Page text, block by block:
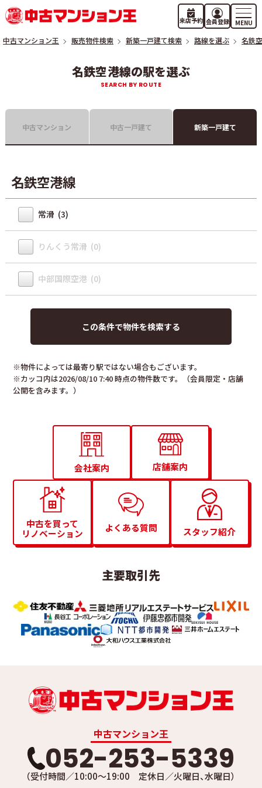
来店予約 会員登録
中古マンション王 販売物件検索 新築一戸建て検索 路線を選ぶ 名鉄
名鉄空港線の駅を選ぶ
中古マンション 中古一戸建て 新築一戸建て
名鉄空港線
常滑 (3)
りんくう常滑 (0)
中部国際空港 (0)
※物件によっては最寄り駅ではない場合もございます。
※カッコ内は2026/08/10 7:40 時点の物件数です。（会員限定・店舗
公開を含みます。）
会社案内 店舗案内
中古を買って
リノベーション
よくある質問 スタッフ紹介
主要取引先
中古マンション王
052-253-5339
（受付時間／10:00～19:00 定休日／火曜日、水曜日）